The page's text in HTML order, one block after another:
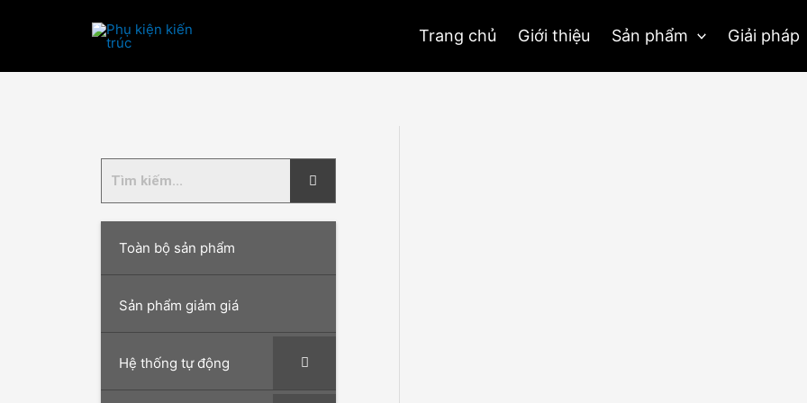
dung
Trang chủ Giới thiệu Sản phẩm Giải pháp
Toàn bộ sản phẩm
Sản phẩm giảm giá
Hệ thống tự động